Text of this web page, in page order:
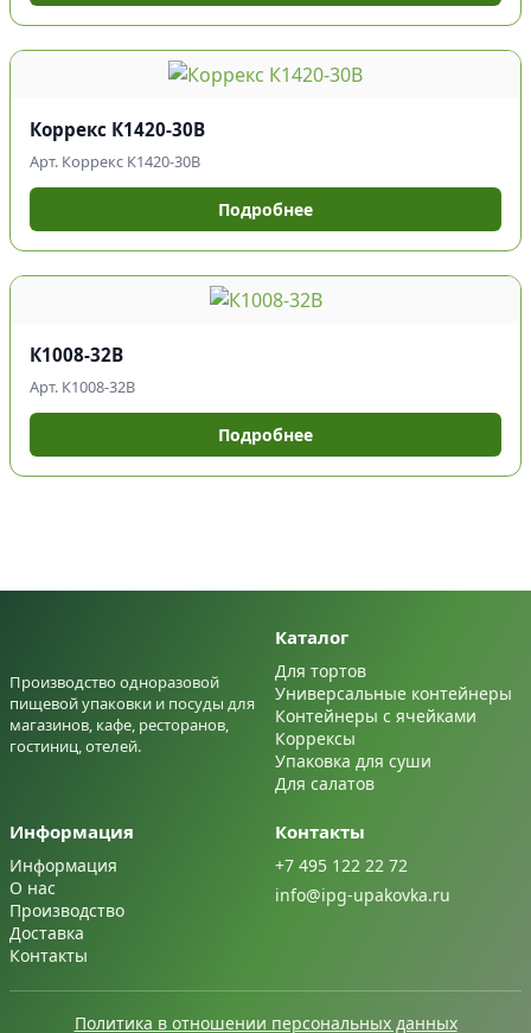
Коррекс К1420-30В
Арт. Коррекс К1420-30В
Подробнее
К1008-32В
Арт. К1008-32В
Подробнее
Производство одноразовой
пищевой упаковки и посуды для
магазинов, кафе, ресторанов,
гостиниц, отелей.
Каталог
Для тортов
Универсальные контейнеры
Контейнеры с ячейками
Коррексы
Упаковка для суши
Для салатов
Информация
Информация
О нас
Производство
Доставка
Контакты
Контакты
+7 495 122 22 72
info@ipg-upakovka.ru
Политика в отношении персональных данных